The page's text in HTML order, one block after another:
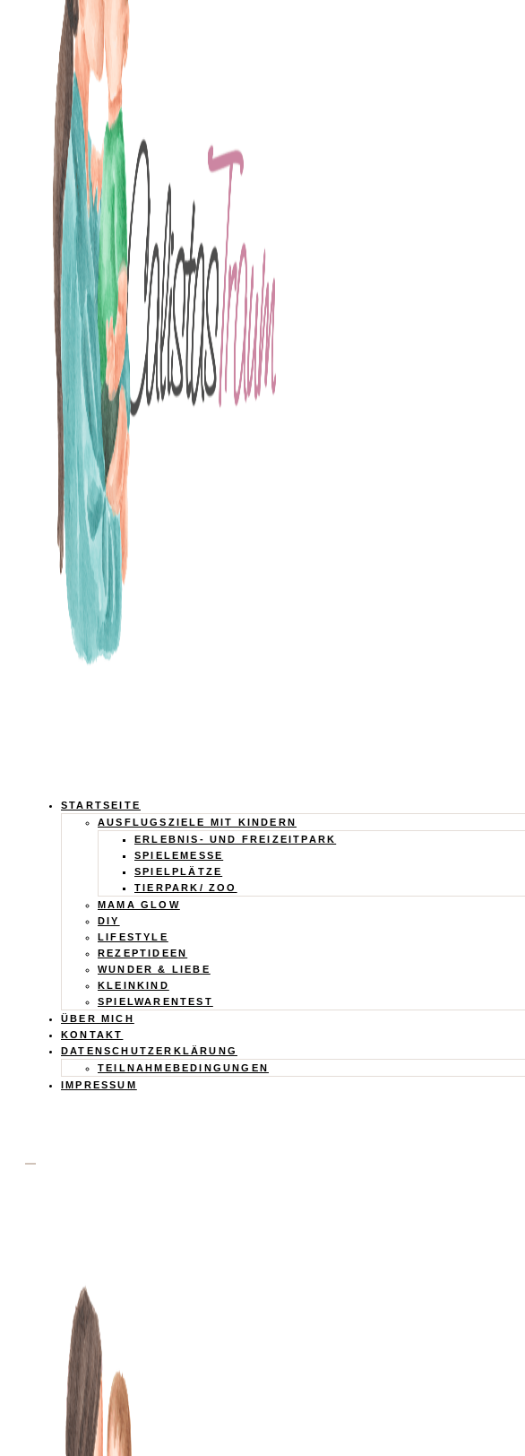
Calistas
Traum
STARTSEITE
AUSFLUGSZIELE MIT KINDERN
ERLEBNIS- UND FREIZEITPARK
SPIELEMESSE
SPIELPLÄTZE
TIERPARK/ ZOO
MAMA GLOW
DIY
LIFESTYLE
REZEPTIDEEN
WUNDER & LIEBE
KLEINKIND
SPIELWARENTEST
ÜBER MICH
KONTAKT
DATENSCHUTZERKLÄRUNG
TEILNAHMEBEDINGUNGEN
IMPRESSUM